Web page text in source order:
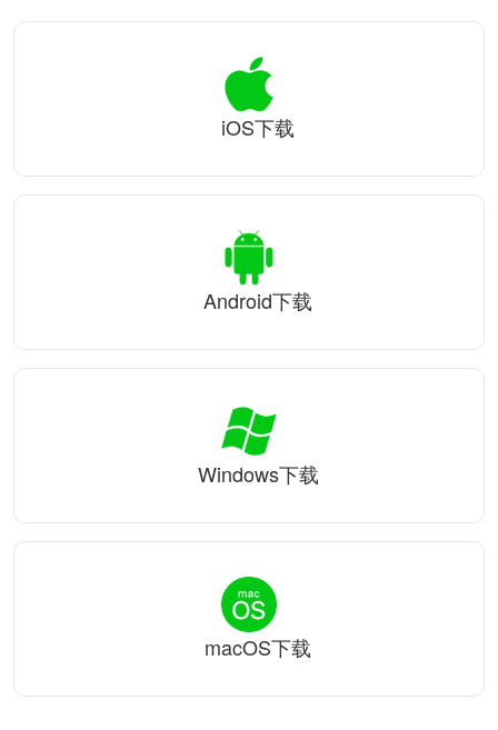
iOS下载
Android下载
Windows下载
macOS下载